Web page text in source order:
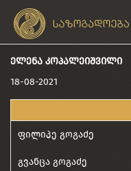
ᲔᲚᲔᲜᲐ ᲙᲝᲞᲐᲚᲔᲘᲨᲕᲘᲚᲘ
18-08-2021
ფილიპე გოგაძე
გვანცა გოგაძე